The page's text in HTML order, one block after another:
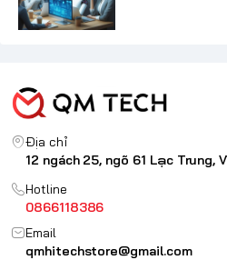
Địa chỉ
12 ngách 25, ngõ 61 Lạc Trung,
Hotline
0866118386
Email
qmhitechstore@gmail.com